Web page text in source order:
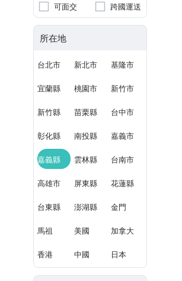
可面交 跨國運送
所在地
台北市 新北市 基隆市
宜蘭縣 桃園市 新竹市
新竹縣 苗栗縣 台中市
彰化縣 南投縣 嘉義市
嘉義縣 雲林縣 台南市
高雄市 屏東縣 花蓮縣
台東縣 澎湖縣 金門
馬祖 美國 加拿大
香港 中國 日本